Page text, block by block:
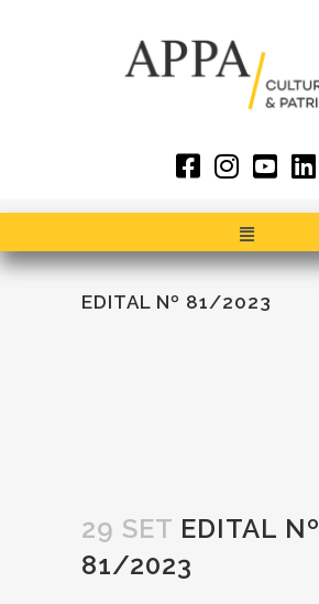
EDITAL Nº 81/2023
29 SET EDITAL Nº
81/2023